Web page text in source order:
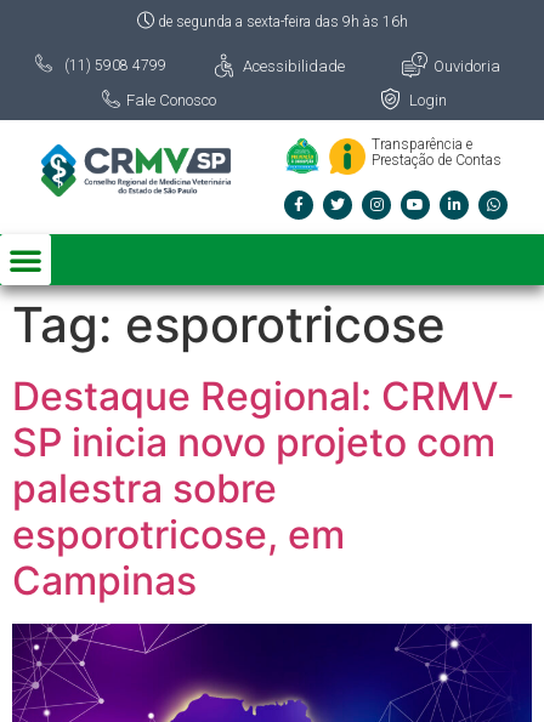
de segunda a sexta-feira das 9h às 16h
(11) 5908 4799 Acessibilidade
Ouvidoria
Fale Conosco
Login
Transparência e
Prestação de Contas
Tag: esporotricose
Destaque Regional: CRMV-
SP inicia novo projeto com
palestra sobre
esporotricose, em
Campinas